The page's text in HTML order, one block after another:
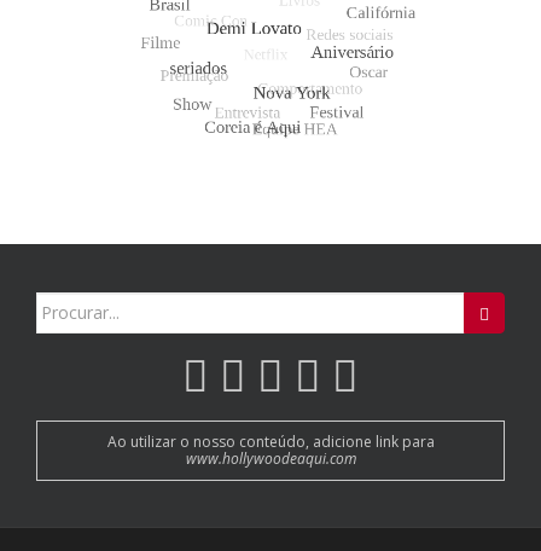
Search
Ao utilizar o nosso conteúdo, adicione link para
www.hollywoodeaqui.com